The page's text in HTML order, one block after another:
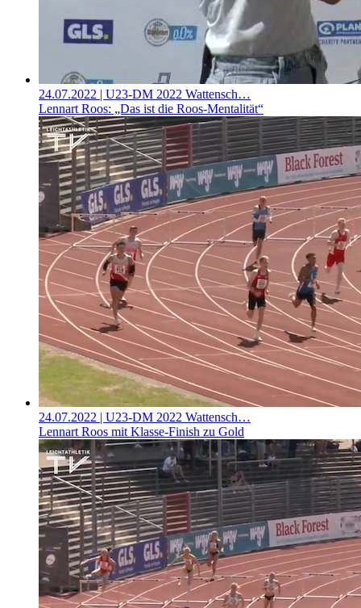
24.07.2022 | U23-DM 2022 Wattensch…
Lennart Roos: „Das ist die Roos-Mentalität“
24.07.2022 | U23-DM 2022 Wattensch…
Lennart Roos mit Klasse-Finish zu Gold